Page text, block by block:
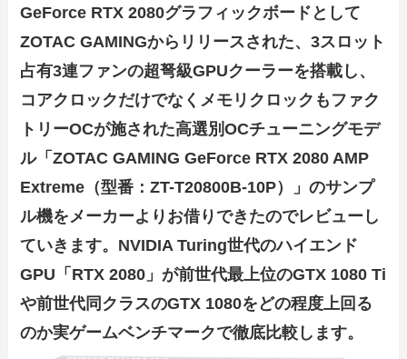
GeForce RTX 2080グラフィックボードとして
ZOTAC GAMINGからリリースされた、3スロット
占有3連ファンの超弩級GPUクーラーを搭載し、
コアクロックだけでなくメモリクロックもファク
トリーOCが施された高選別OCチューニングモデ
ル「ZOTAC GAMING GeForce RTX 2080 AMP
Extreme（型番：ZT-T20800B-10P）」のサンプ
ル機をメーカーよりお借りできたのでレビューし
ていきます。NVIDIA Turing世代のハイエンド
GPU「RTX 2080」が前世代最上位のGTX 1080 Ti
や前世代同クラスのGTX 1080をどの程度上回る
のか実ゲームベンチマークで徹底比較します。